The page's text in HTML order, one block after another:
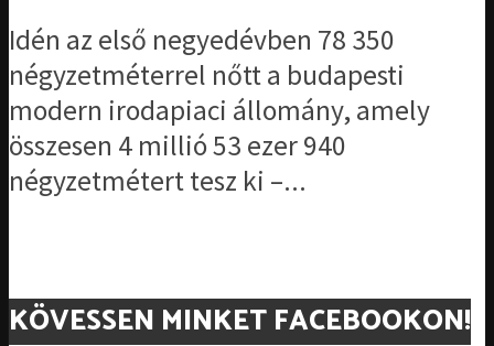
Idén az első negyedévben 78 350
négyzetméterrel nőtt a budapesti
modern irodapiaci állomány, amely
összesen 4 millió 53 ezer 940
négyzetmétert tesz ki –...
KÖVESSEN MINKET FACEBOOKON!